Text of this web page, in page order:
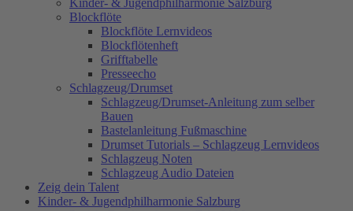
Kinder- & Jugendphilharmonie Salzburg
Blockflöte
Blockflöte Lernvideos
Blockflötenheft
Grifftabelle
Presseecho
Schlagzeug/Drumset
Schlagzeug/Drumset-Anleitung zum selber
Bauen
Bastelanleitung Fußmaschine
Drumset Tutorials – Schlagzeug Lernvideos
Schlagzeug Noten
Schlagzeug Audio Dateien
Zeig dein Talent
Kinder- & Jugendphilharmonie Salzburg